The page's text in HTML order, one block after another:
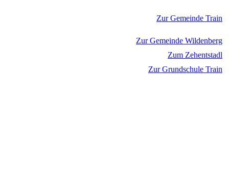
Zur Gemeinde Train
Zur Gemeinde Wildenberg
Zum Zehentstadl
Zur Grundschule Train